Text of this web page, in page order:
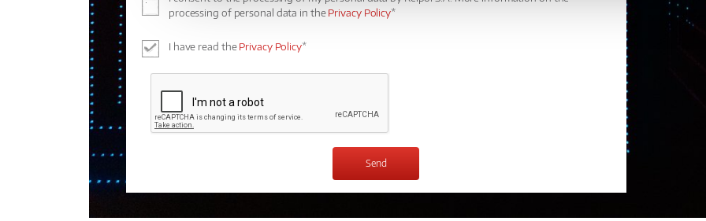
processing of personal data in thePrivacy Policy*
I have read thePrivacy Policy*